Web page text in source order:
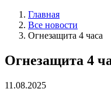
Главная
Все новости
Огнезащита 4 часа
Огнезащита 4
11.08.2025